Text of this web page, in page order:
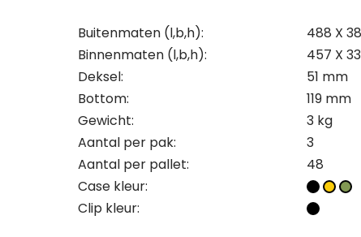
Buitenmaten (l,b,h):
488 X
Binnenmaten (l,b,h):
457 X
Deksel:
51 mm
Bottom:
119 mm
Gewicht:
3 kg
Aantal per pak:
3
Aantal per pallet:
48
Case kleur:
Clip kleur: